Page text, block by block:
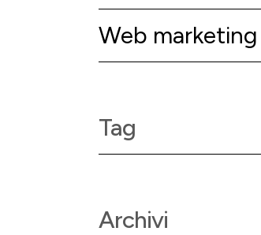
Web marketing
Tag
Archivi